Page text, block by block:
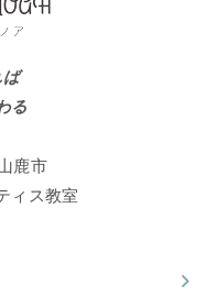
ば
る
鹿市
ィス教室